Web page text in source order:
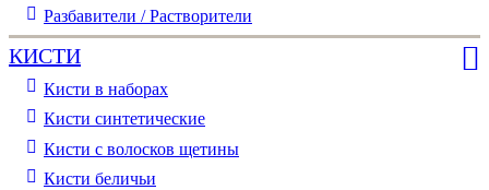
Разбавители / Растворители
КИСТИ
Кисти в наборах
Кисти синтетические
Кисти с волосков щетины
Кисти беличьи